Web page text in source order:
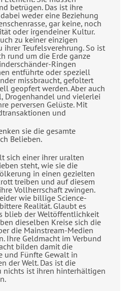
betrügen. Das ist ihre
weder eine Beziehung
gar keine, noch
oder irgendeiner Kultur.
zu keiner einzigen
ihrer Teufelsverehrung. So ist
rund um die Erde ganze
Ringen
entführte oder speziell
missbraucht, gefoltert
geopfert werden. Aber auch
Drogenhandel und vielerlei
perversen Gelüste. Mit
und
sie die gesamte
Belieben.
sich einer ihrer uralten
steht, wie sie die
in einen gezielten
treiben und auf diesem
Vollherrschaft zwingen.
wie billige Science-
Realität. Glaubt es
blieb der Weltöffentlichkeit
dieselben Kreise sich die
die Mainstream-Medien
Ihre Geldmacht im Verbund
bilden damit die
und Fünfte Gewalt in
der Welt. Das ist die
nichts ist ihren hinterhältigen